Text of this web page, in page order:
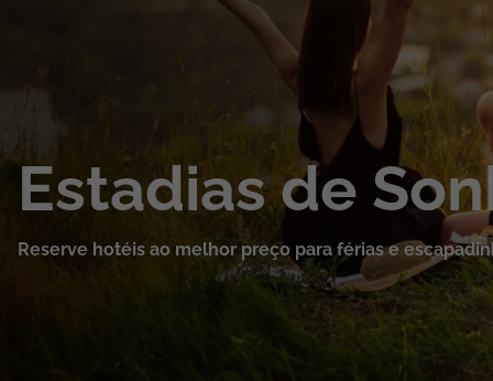
Cruzeiros
Promoções
Estadias de
Reserve hotéis ao melhor preço para férias e